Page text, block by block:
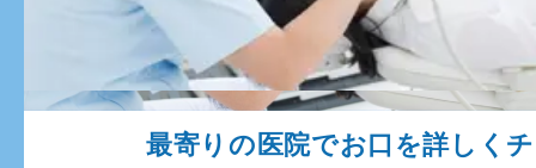
最寄りの医院でお口を詳しく